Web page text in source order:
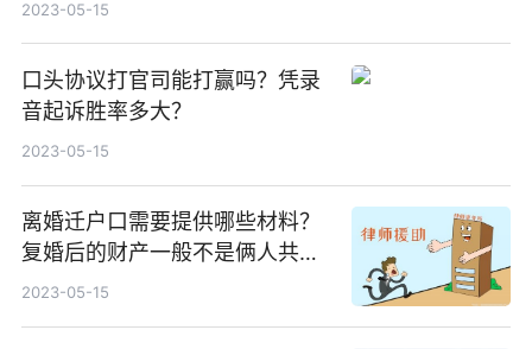
2023-05-15
口头协议打官司能打赢吗？凭录
音起诉胜率多大？
2023-05-15
离婚迁户口需要提供哪些材料？
复婚后的财产一般不是俩人共同
所有了吗？
2023-05-15